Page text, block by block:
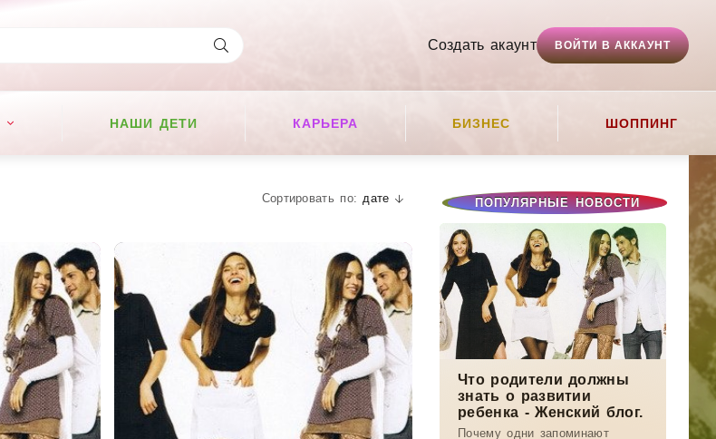
Создать акаунт ВОЙТИ В АККАУНТ
НАШИ ДЕТИ КАРЬЕРА БИЗНЕС ШОППИНГ
дате ПОПУЛЯРНЫЕ НОВОСТИ
Что родители должны
знать о развитии
ребенка - Женский блог.
Почему одни запоминают